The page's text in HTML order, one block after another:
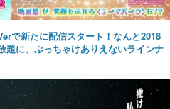
で新たに配信スタート！なんと2018
題に、ぶっちゃけありえないラインナ